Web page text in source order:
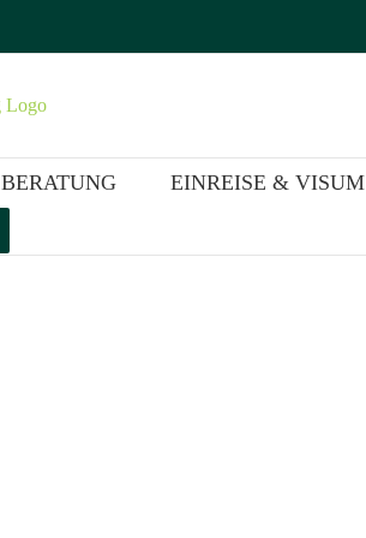
BERATUNG EINREISE & VISUM